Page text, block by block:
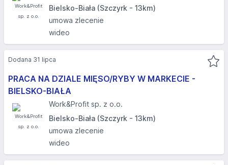
Bielsko-Biała (Szczyrk - 13km)
umowa zlecenie
wideo
PRACA NA DZIALE MIĘSO/RYBY W MARKECIE -
BIELSKO-BIAŁA​
Work&Profit sp. z o.o.
Bielsko-Biała (Szczyrk - 13km)
umowa zlecenie
wideo
Dodana 31 lipca